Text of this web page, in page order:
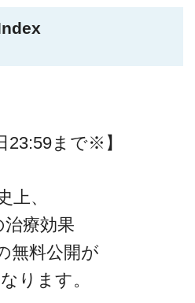
23:59まで※】
上、
治療効果
無料公開が
ります。